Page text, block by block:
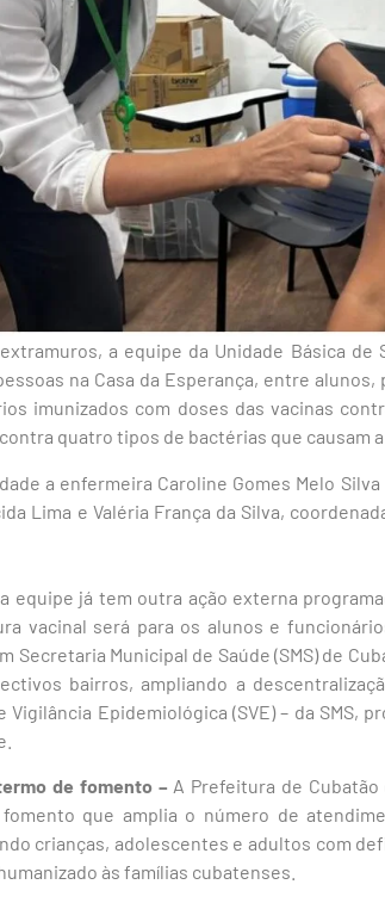
a equipe da Unidade Básica de
na Casa da Esperança, entre
imunizados com doses das vacinas
quatro tipos de bactérias que causam
a enfermeira Caroline Gomes Melo
Lima e Valéria França da Silva,
equipe já tem outra ação externa
vacinal será para os alunos e
Secretaria Municipal de Saúde (SMS) de
bairros, ampliando a
Vigilância Epidemiológica (SVE) – da SMS,
de fomento – A Prefeitura de Cubatão
que amplia o número de
crianças, adolescentes e adultos com
às famílias cubatenses.